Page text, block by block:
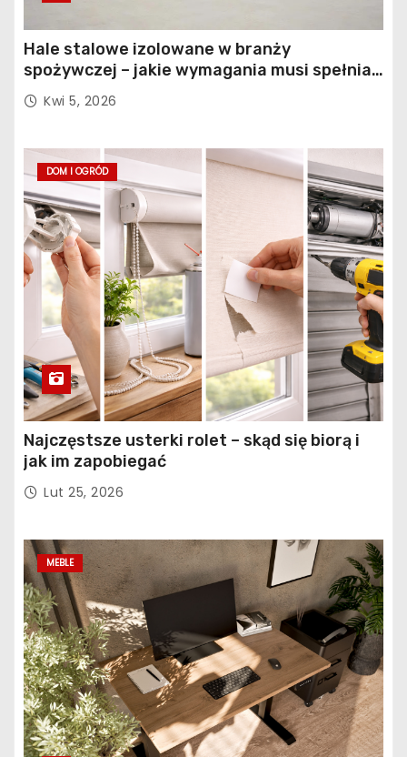
Hale stalowe izolowane w branży
spożywczej – jakie wymagania musi spełniać
konstrukcja obiektu?
Kwi 5, 2026
DOM I OGRÓD
Najczęstsze usterki rolet – skąd się biorą i
jak im zapobiegać
Lut 25, 2026
MEBLE